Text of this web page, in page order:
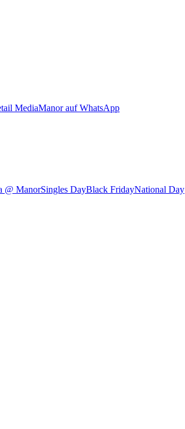
MediaManor auf WhatsApp
@ ManorSingles DayBlack FridayNational Day